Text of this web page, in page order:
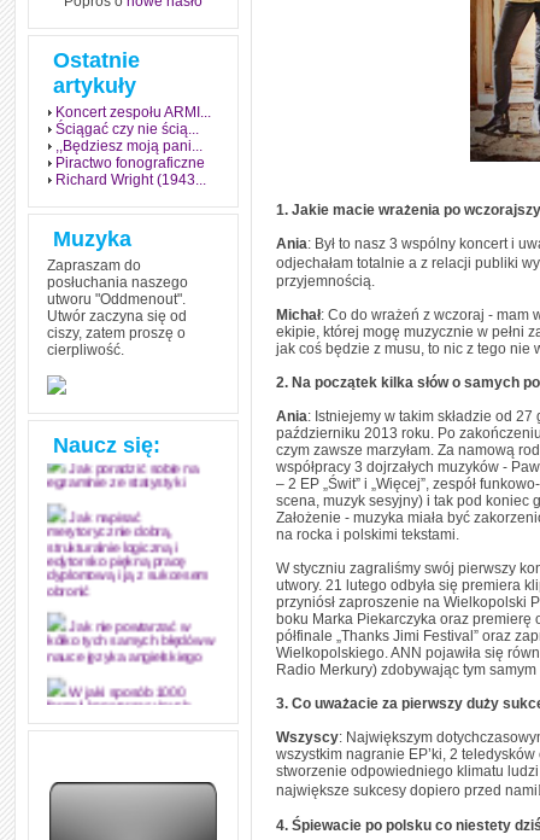
Ostatnie
artykuły
Koncert zespołu ARMI...
Ściągać czy nie ścią...
,,Będziesz moją pani...
Piractwo fonograficzne
Richard Wright (1943...
Muzyka
Zapraszam do
posłuchania naszego
utworu "Oddmenout".
Utwór zaczyna się od
ciszy, zatem proszę o
cierpliwość.
Naucz się:
Jak stworzyć fenomen
egzamin? Poznaj metody
mistrzów
Jak poradzić sobie na
egzaminie ze statystyki
Jak napisać
merytorycznie dobrą,
strukturalnie logiczną i
edytorsko piękną pracę
dyplomową i ją z sukcesem
obronić
Jak nie powtarzać w
kółko tych samych błędów w
nauce języka angielskiego
W jaki sposób 1000
pozwoli Ci opanować język
1. Jakie macie wrażenia po
Ania: Był to nasz 3 wspólny koncert i
odjechałam totalnie a z relacji publiki
przyjemnością.
Michał: Co do wrażeń z wczoraj - mam
ekipie, której mogę muzycznie w pełni
jak coś będzie z musu, to nic z tego nie
2. Na początek kilka słów o samych
Ania: Istniejemy w takim składzie od
październiku 2013 roku. Po
czym zawsze marzyłam. Za namową
współpracy 3 dojrzałych muzyków -
– 2 EP „Świt” i „Więcej”, zespół
scena, muzyk sesyjny) i tak pod koniec
Założenie - muzyka miała być
na rocka i polskimi tekstami.
W styczniu zagraliśmy swój pierwszy
utwory. 21 lutego odbyła się premiera
przyniósł zaproszenie na Wielkopolski
boku Marka Piekarczyka oraz premierę
półfinale „Thanks Jimi Festival” oraz
Wielkopolskiego. ANN pojawiła się
Radio Merkury) zdobywając tym
3. Co uważacie za pierwszy duży
Wszyscy: Największym
wszystkim nagranie EP’ki, 2
stworzenie odpowiedniego klimatu
największe sukcesy dopiero przed
4. Śpiewacie po polsku co niestety